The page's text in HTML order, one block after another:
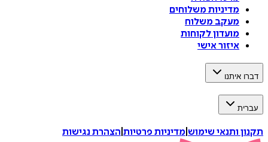
מדיניות משלוחים
מעקב משלוח
מועדון לקוחות
איזור אישי
דברו איתנו
עברית
תקנון ותנאי שימוש מדיניות פרטיות הצהרת נגישות